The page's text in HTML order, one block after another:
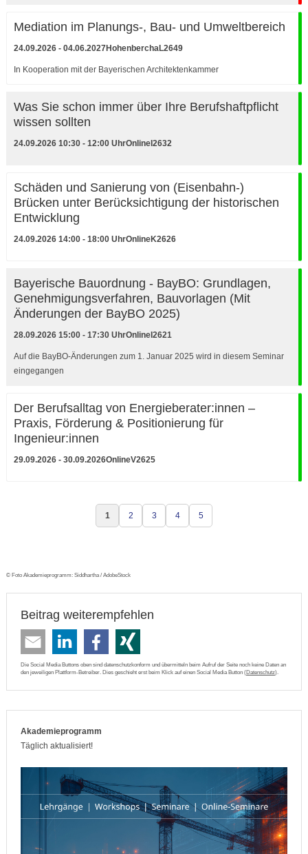
Mediation im Planungs-, Bau- und Umweltbereich
24.09.2026 - 04.06.2027HohenberchaL2649
In Kooperation mit der Bayerischen Architektenkammer
Was Sie schon immer über Ihre Berufshaftpflicht
wissen sollten
24.09.2026 10:30 - 12:00 UhrOnlineI2632
Schäden und Sanierung von (Eisenbahn-)
Brücken unter Berücksichtigung der historischen
Entwicklung
24.09.2026 14:00 - 18:00 UhrOnlineK2626
Bayerische Bauordnung - BayBO: Grundlagen,
Genehmigungsverfahren, Bauvorlagen (Mit
Änderungen der BayBO 2025)
28.09.2026 15:00 - 17:30 UhrOnlineI2621
Auf die BayBO-Änderungen zum 1. Januar 2025 wird in diesem Seminar
eingegangen
Der Berufsalltag von Energieberater:innen –
Praxis, Förderung & Positionierung für
Ingenieur:innen
29.09.2026 - 30.09.2026OnlineV2625
1 2 3 4 5
© Foto Akademieprogramm: Siddhartha / AdobeStock
Beitrag weiterempfehlen
Die Social Media Buttons oben sind datenschutzkonform und übermitteln beim Aufruf der Seite noch keine Daten an
den jeweiligen Plattform-Betreiber. Dies geschieht erst beim Klick auf einen Social Media Button (Datenschutz).
Akademieprogramm
Täglich aktualisiert!